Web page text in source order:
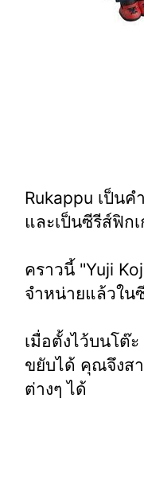
Rukappu เป็น
และเป็นซีรีส์ฟิก
คราวนี้ "Yuji
จำหน่ายแล้วใน
เมื่อตั้งไว้บนโต๊
ขยับได้ คุณจึงส
ต่างๆ ได้